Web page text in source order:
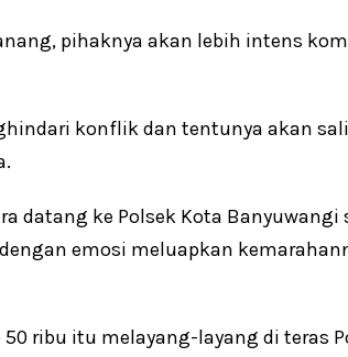
pihaknya akan lebih intens
konflik dan tentunya akan
datang ke Polsek Kota
emosi meluapkan
50 ribu itu melayang-layang di teras